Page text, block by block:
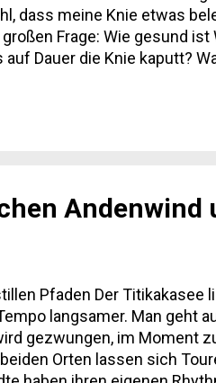
dass meine Knie etwas
Frage: Wie gesund
Dauer die Knie kaputt?
Ganz so einfach ist es
Andenwind
Pfaden Der Titikakasee
langsamer. Man geht
gezwungen, im Moment
Orten lassen sich